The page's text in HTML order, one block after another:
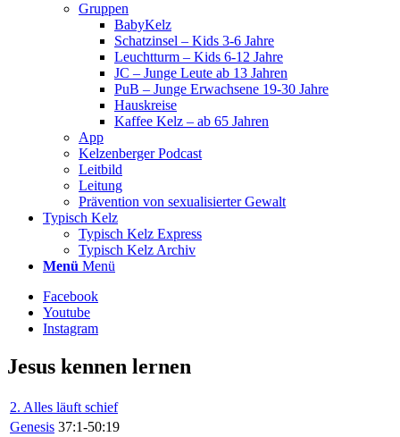
Gruppen
BabyKelz
Schatzinsel – Kids 3-6 Jahre
Leuchtturm – Kids 6-12 Jahre
JC – Junge Leute ab 13 Jahren
PuB – Junge Erwachsene 19-30 Jahre
Hauskreise
Kaffee Kelz – ab 65 Jahren
App
Kelzenberger Podcast
Leitbild
Leitung
Prävention von sexualisierter Gewalt
Typisch Kelz
Typisch Kelz Express
Typisch Kelz Archiv
Menü Menü
Facebook
Youtube
Instagram
Jesus kennen lernen
2. Alles läuft schief
Genesis 37:1-50:19